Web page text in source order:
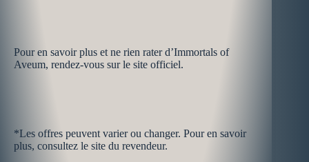
Pour en savoir plus et ne rien rater d’Immortals of
Aveum, rendez-vous sur le site officiel.
*Les offres peuvent varier ou changer. Pour en savoir
plus, consultez le site du revendeur.